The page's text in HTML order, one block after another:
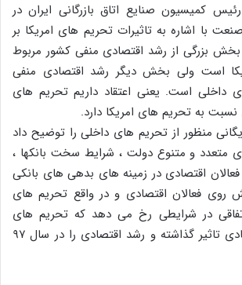
رئیس کمیسیون صنایع اتاق بازرگانی ایران در
با اشاره به تاثیرات تحریم های امریکا بر
بزرگی از رشد اقتصادی منفی کشور مربوط
است ولی بخش دیگر رشد اقتصادی منفی
داخلی است. یعنی اعتقاد داریم تحریم های
نسبت به تحریم های امریکا دارد.
منظور از تحریم های داخلی را توضیح داد
متعدد و متنوع دولت ، شرایط سخت بانکها ،
اقتصادی در زمینه های بدهی های بانکی
روی فعالان اقتصادی و در واقع تحریم های
در شرایطی رخ می دهد که تحریم های
خارجی بر رشد اقتصادی تاثیر گذاشته و رشد اقتصادی را در سال ۹۷